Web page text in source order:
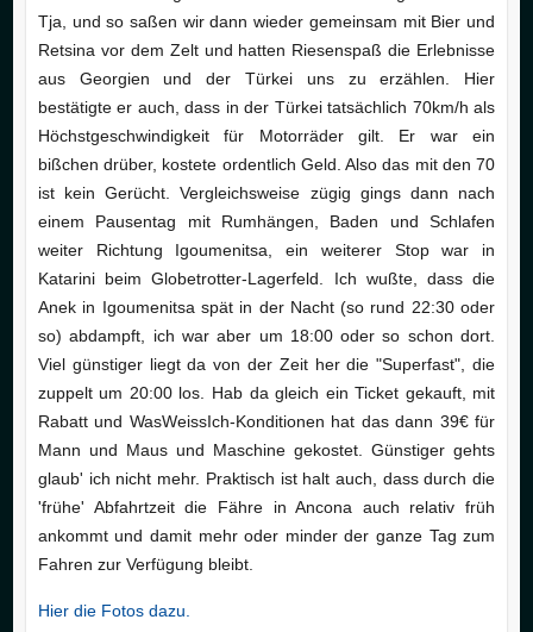
Tja, und so saßen wir dann wieder gemeinsam mit Bier und
Retsina vor dem Zelt und hatten Riesenspaß die Erlebnisse
aus Georgien und der Türkei uns zu erzählen. Hier
bestätigte er auch, dass in der Türkei tatsächlich 70km/h als
Höchstgeschwindigkeit für Motorräder gilt. Er war ein
bißchen drüber, kostete ordentlich Geld. Also das mit den 70
ist kein Gerücht. Vergleichsweise zügig gings dann nach
einem Pausentag mit Rumhängen, Baden und Schlafen
weiter Richtung Igoumenitsa, ein weiterer Stop war in
Katarini beim Globetrotter-Lagerfeld. Ich wußte, dass die
Anek in Igoumenitsa spät in der Nacht (so rund 22:30 oder
so) abdampft, ich war aber um 18:00 oder so schon dort.
Viel günstiger liegt da von der Zeit her die "Superfast", die
zuppelt um 20:00 los. Hab da gleich ein Ticket gekauft, mit
Rabatt und WasWeissIch-Konditionen hat das dann 39€ für
Mann und Maus und Maschine gekostet. Günstiger gehts
glaub' ich nicht mehr. Praktisch ist halt auch, dass durch die
'frühe' Abfahrtzeit die Fähre in Ancona auch relativ früh
ankommt und damit mehr oder minder der ganze Tag zum
Fahren zur Verfügung bleibt.
Hier die Fotos dazu.